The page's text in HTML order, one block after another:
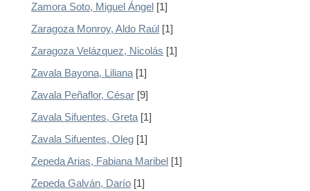
Zamora Soto, Miguel Ángel [1]
Zaragoza Monroy, Aldo Raúl [1]
Zaragoza Velázquez, Nicolás [1]
Zavala Bayona, Liliana [1]
Zavala Peñaflor, César [9]
Zavala Sifuentes, Greta [1]
Zavala Sifuentes, Oleg [1]
Zepeda Arias, Fabiana Maribel [1]
Zepeda Galván, Darío [1]